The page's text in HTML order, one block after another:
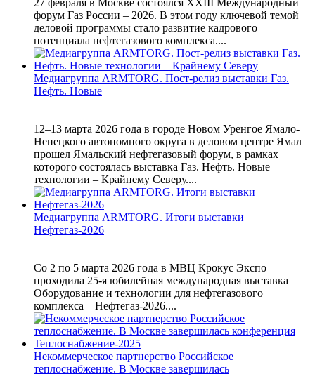
форум Газ России – 2026. В этом году ключевой темой
деловой программы стало развитие кадрового
потенциала нефтегазового комплекса....
Медиагруппа ARMTORG. Пост-релиз выставки Газ.
Нефть. Новые
12–13 марта 2026 года в городе Новом Уренгое Ямало-
Ненецкого автономного округа в деловом центре Ямал
прошел Ямальский нефтегазовый форум, в рамках
которого состоялась выставка Газ. Нефть. Новые
технологии – Крайнему Северу....
Медиагруппа ARMTORG. Итоги выставки
Нефтегаз-2026
Со 2 по 5 марта 2026 года в МВЦ Крокус Экспо
проходила 25-я юбилейная международная выставка
Оборудование и технологии для нефтегазового
комплекса – Нефтегаз-2026....
Некоммерческое партнерство Российское
теплоснабжение. В Москве завершилась